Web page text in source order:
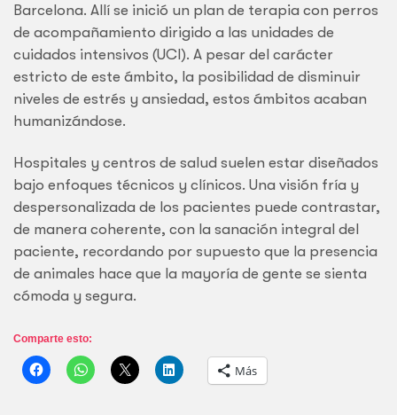
Barcelona. Allí se inició un plan de terapia con perros
de acompañamiento dirigido a las unidades de
cuidados intensivos (UCI). A pesar del carácter
estricto de este ámbito, la posibilidad de disminuir
niveles de estrés y ansiedad, estos ámbitos acaban
humanizándose.
Hospitales y centros de salud suelen estar diseñados
bajo enfoques técnicos y clínicos. Una visión fría y
despersonalizada de los pacientes puede contrastar,
de manera coherente, con la sanación integral del
paciente, recordando por supuesto que la presencia
de animales hace que la mayoría de gente se sienta
cómoda y segura.
Comparte esto:
Más